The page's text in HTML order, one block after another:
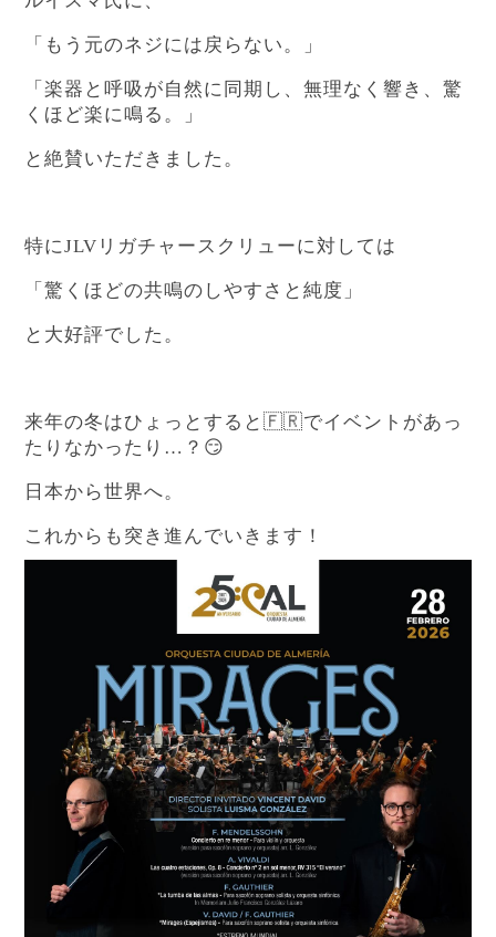
「もう元のネジには戻らない。」
「楽器と呼吸が自然に同期し、無理なく響き、驚
くほど楽に鳴る。」
と絶賛いただきました。
特にJLVリガチャースクリューに対しては
「驚くほどの共鳴のしやすさと純度」
と大好評でした。
来年の冬はひょっとすると🇫🇷でイベントがあっ
たりなかったり…？😏
日本から世界へ。
これからも突き進んでいきます！